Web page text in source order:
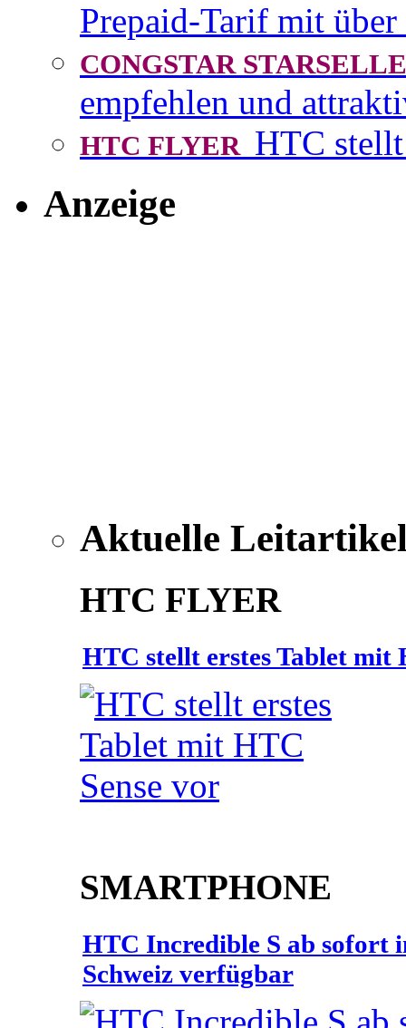
Prepaid-Tarif mit
CONGSTAR
empfehlen und
HTC FLYER HTC
Anzeige
Aktuelle
HTC FLYER
HTC stellt erstes Tablet mit
SMARTPHONE
HTC Incredible S ab sofort
Schweiz verfügbar